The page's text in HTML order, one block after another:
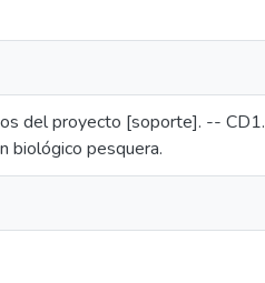
del proyecto [soporte]. -- CD1.
biológico pesquera.